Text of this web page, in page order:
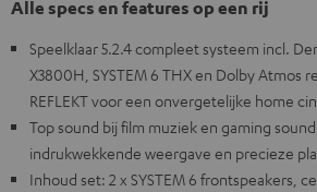
Alle specs en features op een rij
Speelklaar 5.2.4 compleet systeem incl.
X3800H, SYSTEM 6 THX en Dolby Atmos
REFLEKT voor een onvergetelijke home
Top sound bij film muziek en gaming
indrukwekkende weergave en precieze
Inhoud set: 2 x SYSTEM 6 frontspeakers,